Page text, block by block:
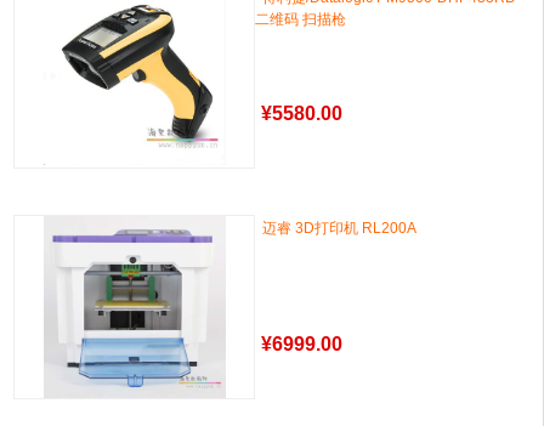
二维码 扫描枪
¥5580.00
迈睿 3D打印机 RL200A
¥6999.00